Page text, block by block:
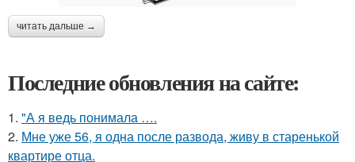
читать дальше →
Последние обновления на сайте:
1. "А я ведь понимала ….
2. Мне уже 56, я одна после развода, живу в старенькой
квартире отца.